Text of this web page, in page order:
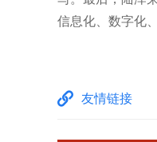
信息化、数字化
友情链接